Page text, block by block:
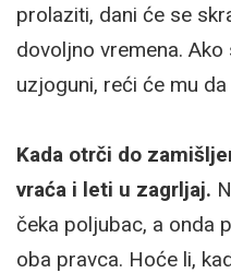
prolaziti, dani će se
dovoljno vremena.
uzjoguni, reći će mu
Kada otrči do
vraća i leti u zagrljaj.
čeka poljubac, a onda
oba pravca. Hoće li,